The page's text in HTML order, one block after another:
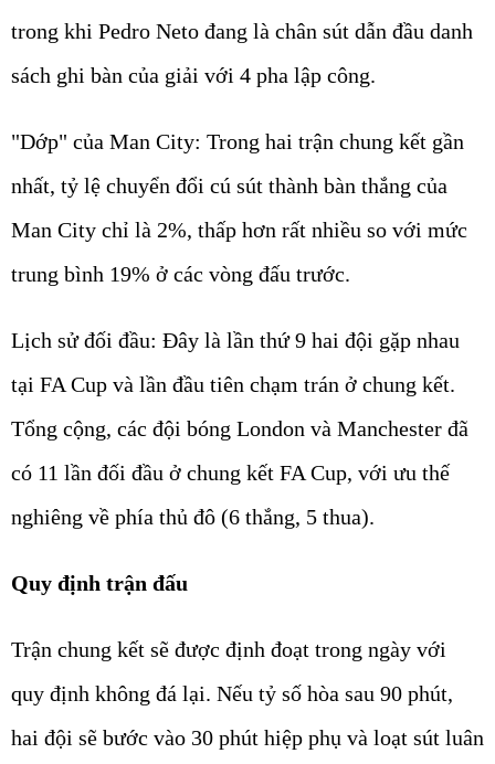
trong khi Pedro Neto đang là chân sút dẫn đầu danh
sách ghi bàn của giải với 4 pha lập công.
"Dớp" của Man City: Trong hai trận chung kết gần
nhất, tỷ lệ chuyển đổi cú sút thành bàn thắng của
Man City chỉ là 2%, thấp hơn rất nhiều so với mức
trung bình 19% ở các vòng đấu trước.
Lịch sử đối đầu: Đây là lần thứ 9 hai đội gặp nhau
tại FA Cup và lần đầu tiên chạm trán ở chung kết.
Tổng cộng, các đội bóng London và Manchester đã
có 11 lần đối đầu ở chung kết FA Cup, với ưu thế
nghiêng về phía thủ đô (6 thắng, 5 thua).
Quy định trận đấu
Trận chung kết sẽ được định đoạt trong ngày với
quy định không đá lại. Nếu tỷ số hòa sau 90 phút,
hai đội sẽ bước vào 30 phút hiệp phụ và loạt sút luân